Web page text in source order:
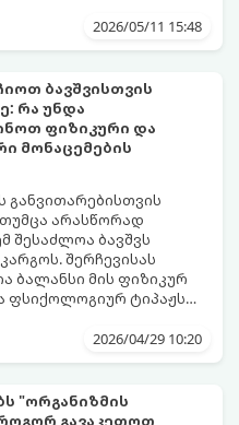
მიჰყევით ამ ინსტრუქციას:
2026/05/11 15:48
ბავშვისთვის
რა უნდა
ფიზიკური და
მონაცემების
განვითარებისთვის
არასწორად
შესაძლოა ბავშვს
შერჩევისას
ბალანსი მის ფიზიკურ
ფსიქოლოგიურ ტიპაჟს
2026/04/29 10:20
"ორგანიზმის
გავაკეთოთ